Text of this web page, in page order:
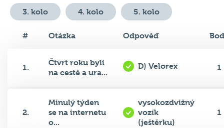
3. kolo 4. kolo 5. kolo
# Otázka Odpověď
1.
Čtvrt roku byli
na cestě a ura...
D) Velorex 1
2.
Minulý týden
se na internetu
o...
vysokozdvižný
vozík
(ještěrku)
1